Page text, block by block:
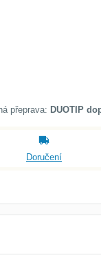
DUOTIP
Doručení